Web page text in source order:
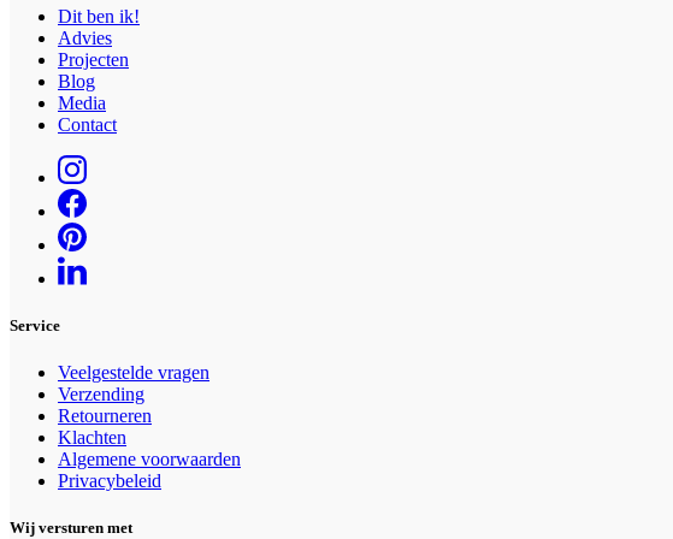
Dit ben ik!
Advies
Projecten
Blog
Media
Contact
Service
Veelgestelde vragen
Verzending
Retourneren
Klachten
Algemene voorwaarden
Privacybeleid
Wij versturen met